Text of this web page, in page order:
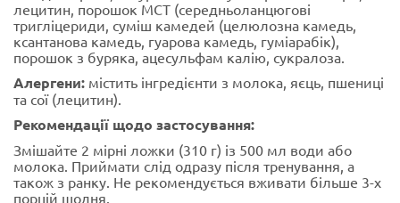
лецитин, порошок MCT (середньоланцюгові
тригліцериди, суміш камедей (целюлозна камедь,
ксантанова камедь, гуарова камедь, гуміарабік),
порошок з буряка, ацесульфам калію, сукралоза.
Алергени: містить інгредієнти з молока, яєць, пшениці
та сої (лецитин).
Рекомендації щодо застосування:
Змішайте 2 мірні ложки (310 г) із 500 мл води або
молока. Приймати слід одразу після тренування, а
також з ранку. Не рекомендується вживати більше 3-х
порцій щодня.